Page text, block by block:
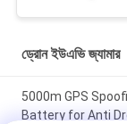
ড্রোন ইউএভি জ্যামার
5000m GPS
Battery for Anti